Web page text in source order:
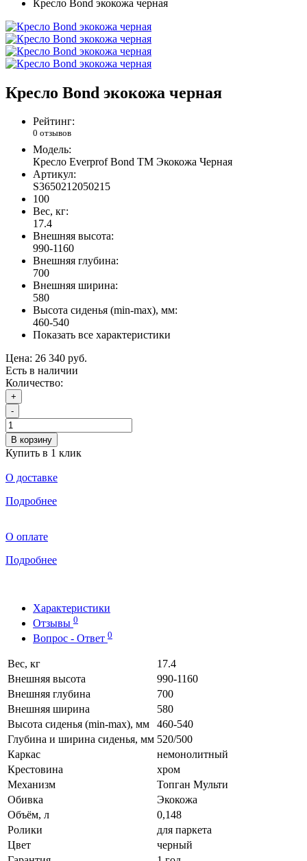
Кресло Bond экокожа черная
Кресло Bond экокожа черная
Рейтинг:
0 отзывов
Модель:
Кресло Everprof Bond TM Экокожа Черная
Артикул:
S3650212050215
100
Вес, кг:
17.4
Внешняя высота:
990-1160
Внешняя глубина:
700
Внешняя ширина:
580
Высота сиденья (min-max), мм:
460-540
Показать все характеристики
Цена: 26 340 руб.
Есть в наличии
Количество:
+
-
В корзину
Купить в 1 клик
О доставке
Подробнее
О оплате
Подробнее
Характеристики
Отзывы 0
Вопрос - Ответ 0
Вес, кг
17.4
Внешняя высота
990-1160
Внешняя глубина
700
Внешняя ширина
580
Высота сиденья (min-max), мм
460-540
Глубина и ширина сиденья, мм 520/500
Каркас
немонолитный
Крестовина
хром
Механизм
Топган Мульти
Обивка
Экокожа
Объём, л
0,148
Ролики
для паркета
Цвет
черный